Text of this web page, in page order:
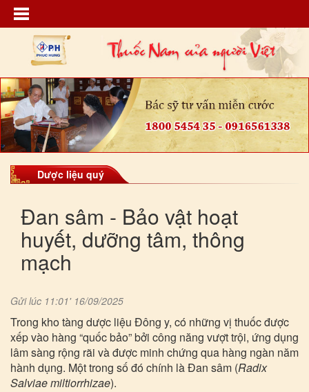
Dược liệu quý
Đan sâm - Bảo vật hoạt
huyết, dưỡng tâm, thông
mạch
Gửi lúc 11:01' 16/09/2025
Trong kho tàng dược liệu Đông y, có những vị thuốc được
xếp vào hàng “quốc bảo” bởi công năng vượt trội, ứng dụng
lâm sàng rộng rãi và được minh chứng qua hàng ngàn năm
hành dụng. Một trong số đó chính là Đan sâm (Radix
Salviae miltiorrhizae).